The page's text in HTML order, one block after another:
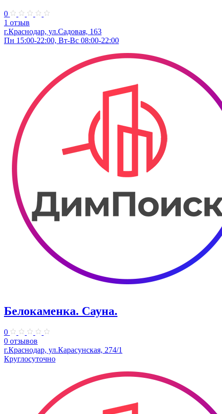
0
1 отзыв
г.Краснодар, ул.Садовая, 163
Пн 15:00-22:00, Вт-Вс 08:00-22:00
Белокаменка. Сауна.
0
0 отзывов
г.Краснодар, ул.Карасунская, 274/1
Круглосуточно